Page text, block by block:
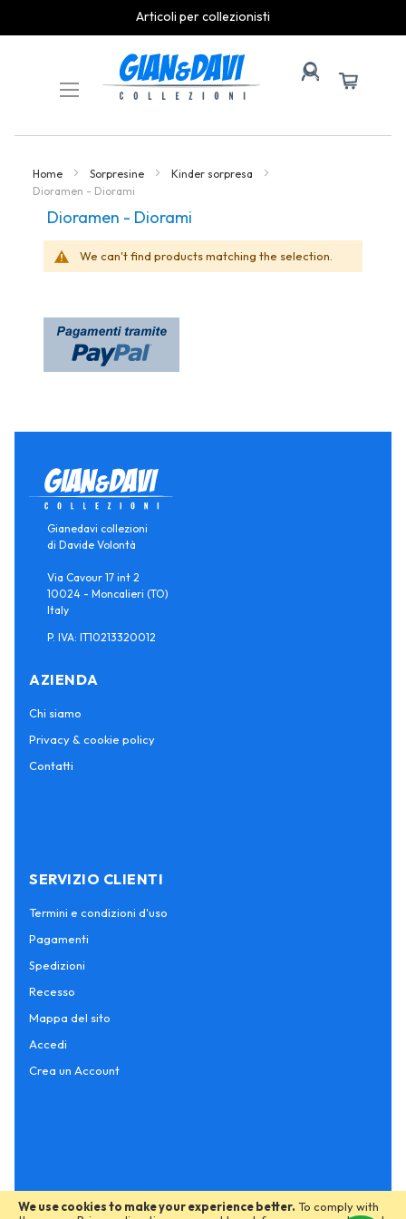
Articoli per collezionisti
We use cookies to make your experience better. To comply with
Content
Home Sorpresine
Kinder sorpresa
Dioramen - Diorami
Dioramen - Diorami
We can't find products matching the selection.
Gianedavi collezioni
di Davide Volontà
Via Cavour 17 int 2
10024 - Moncalieri (TO)
Italy
P. IVA: IT10213320012
AZIENDA
Chi siamo
Privacy & cookie policy
Contatti
SERVIZIO CLIENTI
Termini e condizioni d'uso
Pagamenti
Spedizioni
Recesso
Mappa del sito
Accedi
Crea un Account